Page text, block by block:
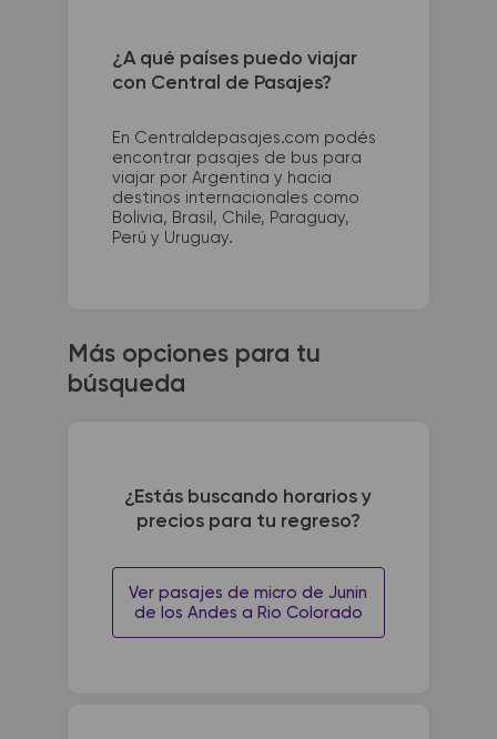
¿A qué países puedo viajar
con Central de Pasajes?
En Centraldepasajes.com podés
encontrar pasajes de bus para
viajar por Argentina y hacia
destinos internacionales como
Bolivia, Brasil, Chile, Paraguay,
Perú y Uruguay.
Más opciones para tu
búsqueda
¿Estás buscando horarios y
precios para tu regreso?
Ver pasajes de micro de Junin
de los Andes a Rio Colorado